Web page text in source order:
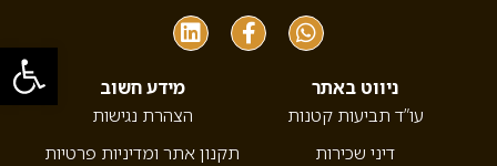
פתח
ניווט באתר
עו”ד תביעות קטנות
דיני שכירות
מידע חשוב
הצהרת נגישות
תקנון אתר ומדיניות פרטיות